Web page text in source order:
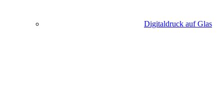
Digitaldruck auf Glas